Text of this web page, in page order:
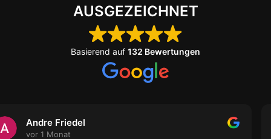
AUSGEZEICHNET
Basierend auf 132 Bewertungen